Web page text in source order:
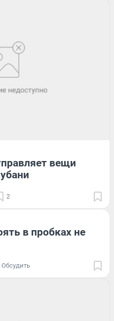
вещи
2
в пробках не
Обсудить